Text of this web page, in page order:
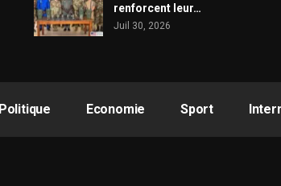
renforcent leur…
Juil 30, 2026
Politique Economie Sport